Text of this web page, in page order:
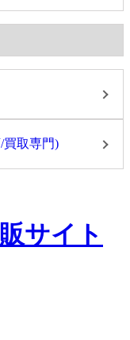
取専門)